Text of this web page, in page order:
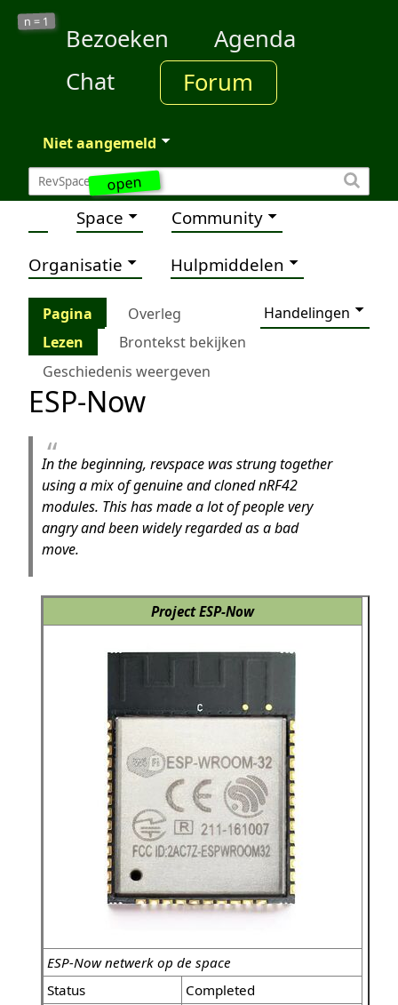
open
n = 1
Bezoeken
Agenda
Chat
Forum
Niet aangemeld
Space Community
Organisatie Hulpmiddelen
Pagina Overleg
Handelingen
Lezen
Brontekst bekijken
Geschiedenis weergeven
ESP-Now
In the beginning, revspace was strung together
using a mix of genuine and cloned nRF42
modules. This has made a lot of people very
angry and been widely regarded as a bad
move.
Project ESP-Now
ESP-Now netwerk op de space
Status
Completed